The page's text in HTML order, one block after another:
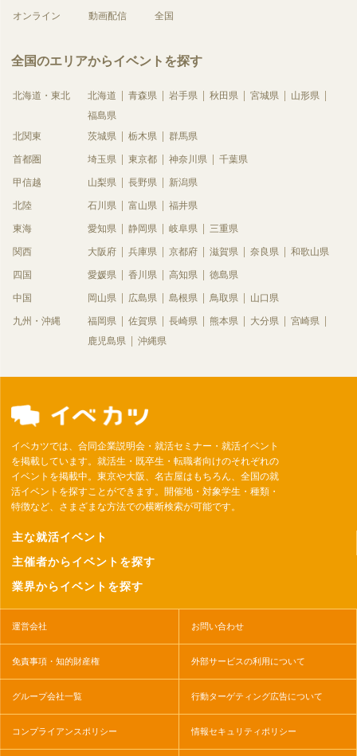
オンライン 動画配信 全国
全国のエリアからイベントを探す
北海道・東北 北海道 青森県 岩手県 秋田県 宮城県
山形県
福島県
北関東
茨城県 栃木県 群馬県
首都圏 埼玉県 東京都 神奈川県 千葉県
甲信越 山梨県 長野県 新潟県
北陸 石川県 富山県 福井県
東海 愛知県 静岡県 岐阜県 三重県
関西 大阪府 兵庫県 京都府 滋賀県 奈良県 和歌山県
四国 愛媛県 香川県 高知県 徳島県
中国 岡山県 広島県 島根県 鳥取県 山口県
九州・沖縄 福岡県 佐賀県 長崎県 熊本県 大分県
宮崎県
鹿児島県
沖縄県
イベカツでは、合同企業説明会・就活セミナー・就活イベント
を掲載しています。就活生・既卒生・転職者向けのそれぞれの
イベントを掲載中。東京や大阪、名古屋はもちろん、全国の就
活イベントを探すことができます。開催地・対象学生・種類・
特徴など、さまざまな方法での横断検索が可能です。
主な就活イベント
主催者からイベントを探す
業界からイベントを探す
運営会社 お問い合わせ
免責事項・知的財産権 外部サービスの利用について
グループ会社一覧 行動ターゲティング広告について
コンプライアンスポリシー 情報セキュリティポリシー